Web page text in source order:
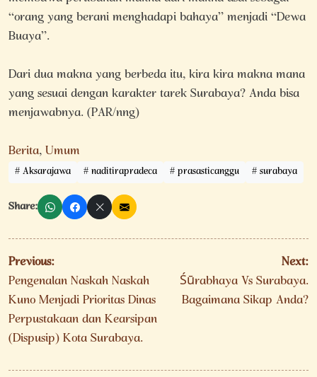
“orang yang berani menghadapi bahaya” menjadi “Dewa
Buaya”.
Dari dua makna yang berbeda itu, kira kira makna mana
yang sesuai dengan karakter tarek Surabaya? Anda bisa
menjawabnya. (PAR/nng)
Berita,Umum
Aksarajawa naditirapradeca prasasticanggu surabaya
Share:
Navigasi
pos
Previous:
Pengenalan Naskah Naskah
Kuno Menjadi Prioritas Dinas
Perpustakaan dan Kearsipan
(Dispusip) Kota Surabaya.
Next:
Śūrabhaya Vs Surabaya.
Bagaimana Sikap Anda?